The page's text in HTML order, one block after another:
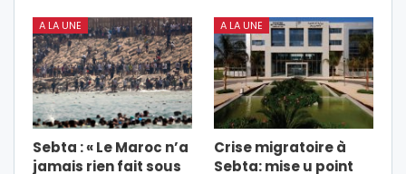
A LA UNE
Sebta : « Le Maroc n’a
jamais rien fait sous
A LA UNE
Crise migratoire à
Sebta: mise u point